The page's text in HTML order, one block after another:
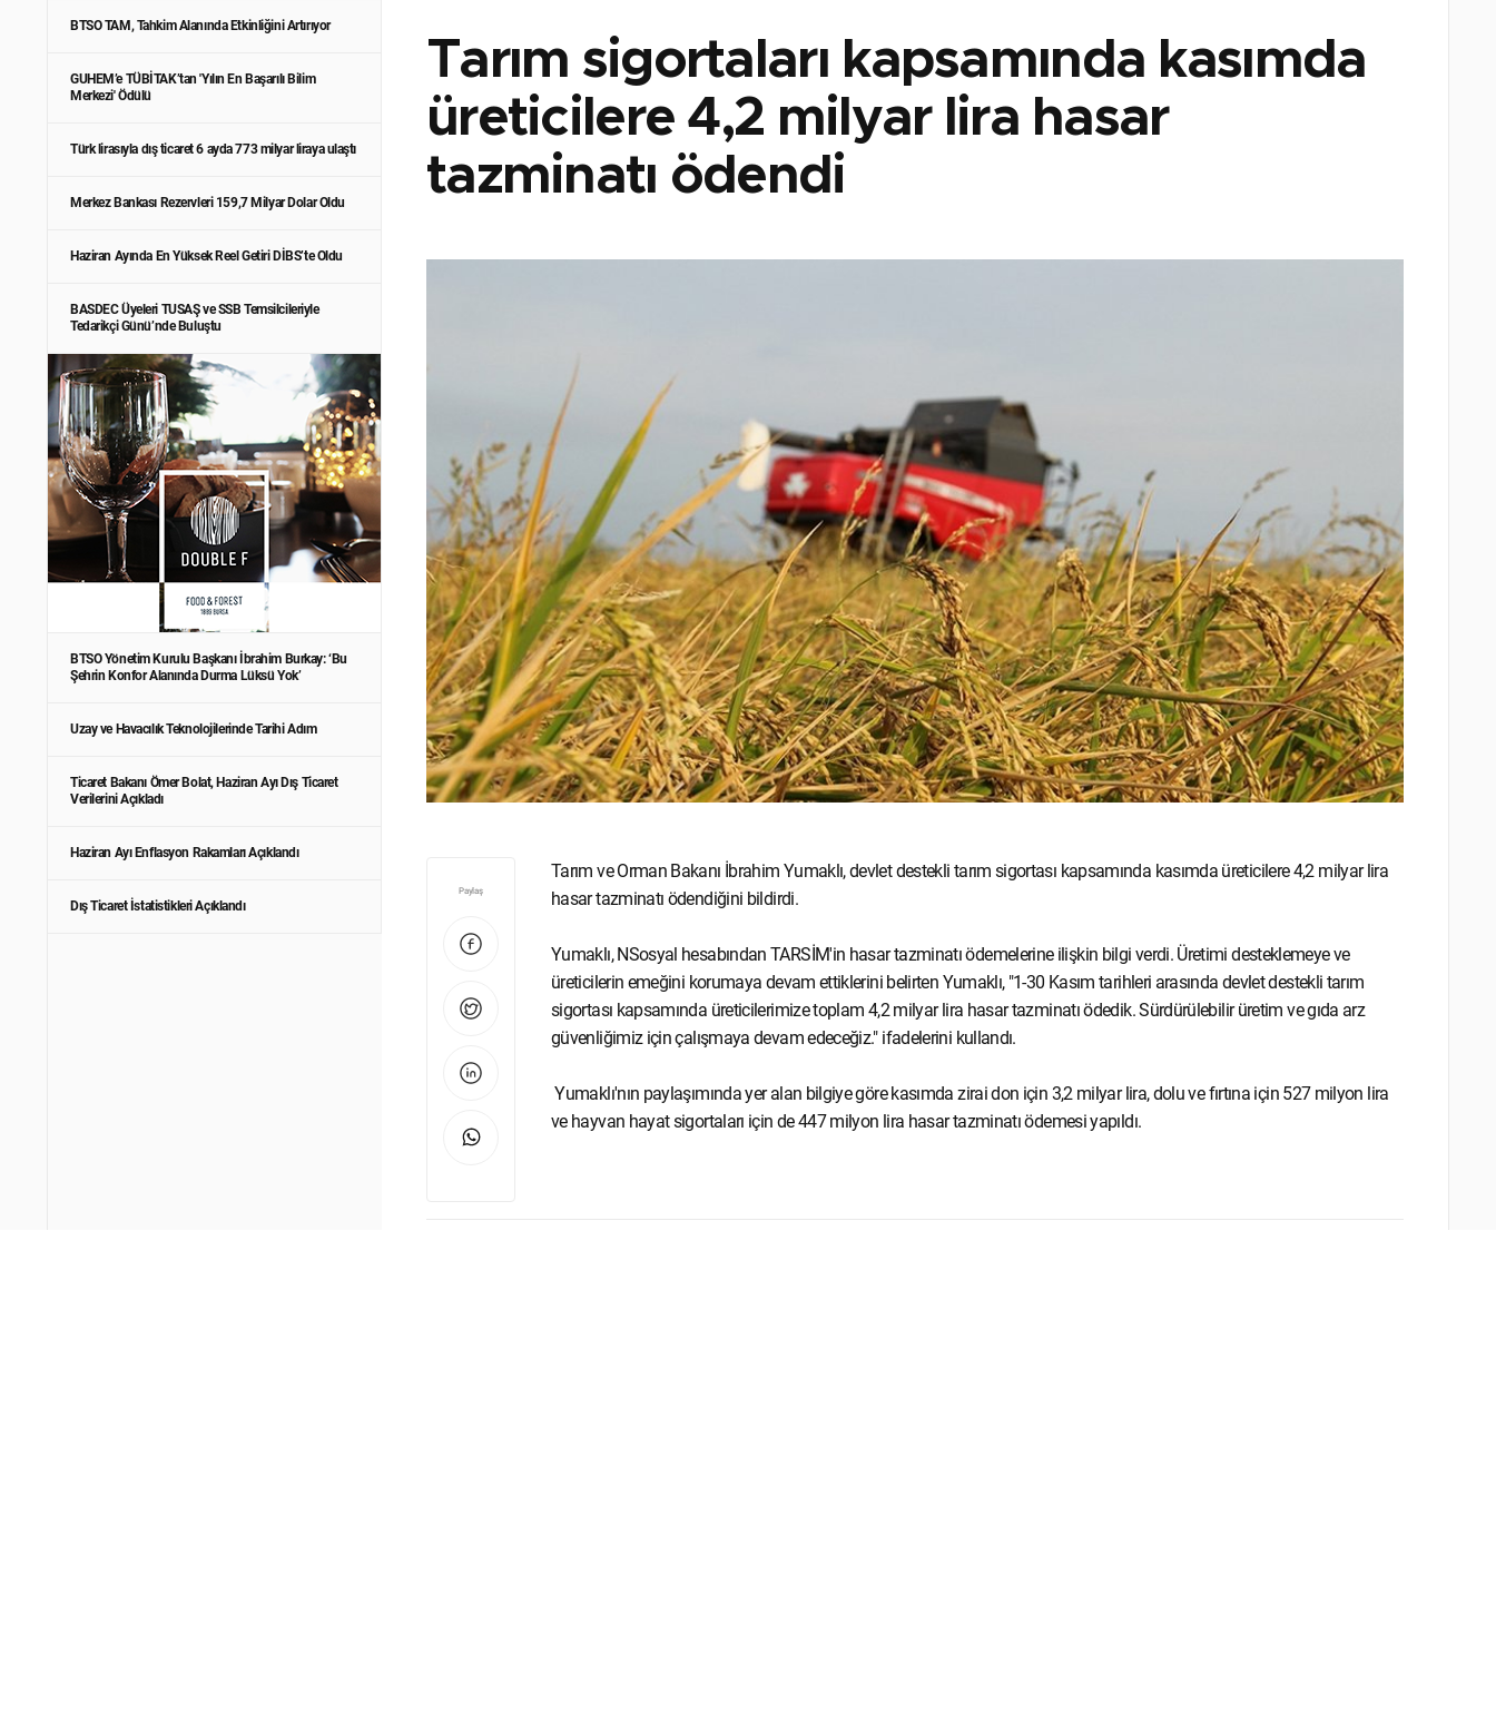
BTSO TAM, Tahkim Alanında Etkinliğini Artırıyor
GUHEM’e TÜBİTAK’tan 'Yılın En Başarılı Bilim
Merkezi' Ödülü
Türk lirasıyla dış ticaret 6 ayda 773 milyar liraya ulaştı
Merkez Bankası Rezervleri 159,7 Milyar Dolar Oldu
Haziran Ayında En Yüksek Reel Getiri DİBS’te Oldu
BASDEC Üyeleri TUSAŞ ve SSB Temsilcileriyle
Tedarikçi Günü’nde Buluştu
BTSO Yönetim Kurulu Başkanı İbrahim Burkay: ‘Bu
Şehrin Konfor Alanında Durma Lüksü Yok’
Uzay ve Havacılık Teknolojilerinde Tarihi Adım
Ticaret Bakanı Ömer Bolat, Haziran Ayı Dış Ticaret
Verilerini Açıkladı
Haziran Ayı Enflasyon Rakamları Açıklandı
Dış Ticaret İstatistikleri Açıklandı
Tarım sigortaları kapsamında kasımda
üreticilere 4,2 milyar lira hasar
tazminatı ödendi
Paylaş
Tarım ve Orman Bakanı İbrahim Yumaklı, devlet destekli tarım sigortası kapsamında kasımda üreticilere 4,2 milyar lira
hasar tazminatı ödendiğini bildirdi.
Yumaklı, NSosyal hesabından TARSİM'in hasar tazminatı ödemelerine ilişkin bilgi verdi. Üretimi desteklemeye ve
üreticilerin emeğini korumaya devam ettiklerini belirten Yumaklı, "1-30 Kasım tarihleri arasında devlet destekli tarım
sigortası kapsamında üreticilerimize toplam 4,2 milyar lira hasar tazminatı ödedik. Sürdürülebilir üretim ve gıda arz
güvenliğimiz için çalışmaya devam edeceğiz." ifadelerini kullandı.
Yumaklı'nın paylaşımında yer alan bilgiye göre kasımda zirai don için 3,2 milyar lira, dolu ve fırtına için 527 milyon lira
ve hayvan hayat sigortaları için de 447 milyon lira hasar tazminatı ödemesi yapıldı.